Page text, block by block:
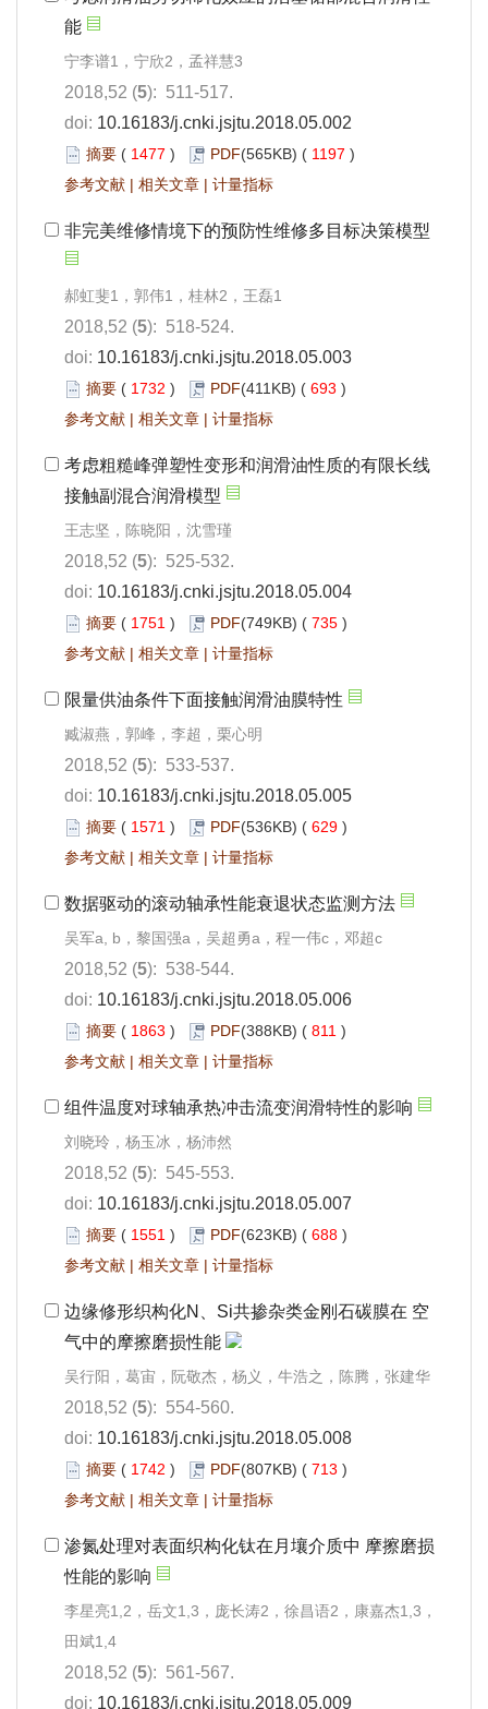
能
宁李谱1，宁欣2，孟祥慧3
2018,52 (5): 511-517.
doi: 10.16183/j.cnki.jsjtu.2018.05.002
摘要 ( 1477 ) PDF(565KB) ( 1197 )
参考文献 | 相关文章 | 计量指标
非完美维修情境下的预防性维修多目标决策模型
郝虹斐1，郭伟1，桂林2，王磊1
2018,52 (5): 518-524.
doi: 10.16183/j.cnki.jsjtu.2018.05.003
摘要 ( 1732 ) PDF(411KB) ( 693 )
参考文献 | 相关文章 | 计量指标
考虑粗糙峰弹塑性变形和润滑油性质的有限长线
接触副混合润滑模型
王志坚，陈晓阳，沈雪瑾
2018,52 (5): 525-532.
doi: 10.16183/j.cnki.jsjtu.2018.05.004
摘要 ( 1751 ) PDF(749KB) ( 735 )
参考文献 | 相关文章 | 计量指标
限量供油条件下面接触润滑油膜特性
臧淑燕，郭峰，李超，栗心明
2018,52 (5): 533-537.
doi: 10.16183/j.cnki.jsjtu.2018.05.005
摘要 ( 1571 ) PDF(536KB) ( 629 )
参考文献 | 相关文章 | 计量指标
数据驱动的滚动轴承性能衰退状态监测方法
吴军a, b，黎国强a，吴超勇a，程一伟c，邓超c
2018,52 (5): 538-544.
doi: 10.16183/j.cnki.jsjtu.2018.05.006
摘要 ( 1863 ) PDF(388KB) ( 811 )
参考文献 | 相关文章 | 计量指标
组件温度对球轴承热冲击流变润滑特性的影响
刘晓玲，杨玉冰，杨沛然
2018,52 (5): 545-553.
doi: 10.16183/j.cnki.jsjtu.2018.05.007
摘要 ( 1551 ) PDF(623KB) ( 688 )
参考文献 | 相关文章 | 计量指标
边缘修形织构化N、Si共掺杂类金刚石碳膜在 空
气中的摩擦磨损性能
吴行阳，葛宙，阮敬杰，杨义，牛浩之，陈腾，张建华
2018,52 (5): 554-560.
doi: 10.16183/j.cnki.jsjtu.2018.05.008
摘要 ( 1742 ) PDF(807KB) ( 713 )
参考文献 | 相关文章 | 计量指标
渗氮处理对表面织构化钛在月壤介质中 摩擦磨损
性能的影响
李星亮1,2，岳文1,3，庞长涛2，徐昌语2，康嘉杰1,3，
田斌1,4
2018,52 (5): 561-567.
doi: 10.16183/j.cnki.jsjtu.2018.05.009